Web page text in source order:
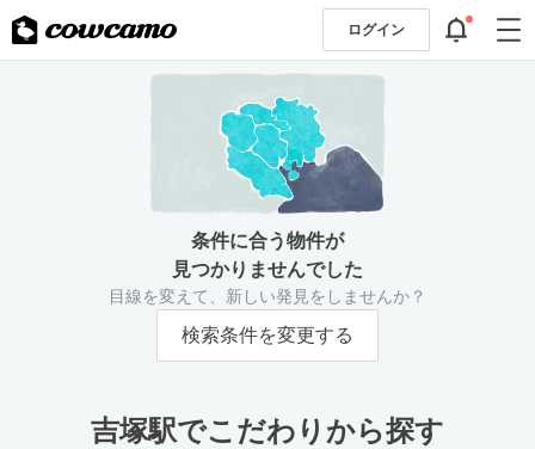
ログイン
条件に合う物件が
見つかりませんでした
目線を変えて、新しい発見をしませんか？
検索条件を変更する
吉塚駅でこだわりから探す